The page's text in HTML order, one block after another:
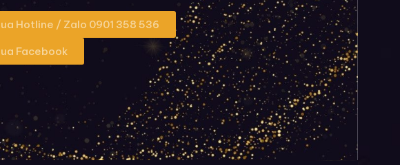
Hotline / Zalo 0901 358 536
Facebook